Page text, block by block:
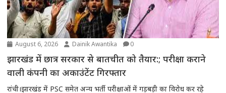
August 6, 2026 Dainik Awantika 0
झारखंड में छात्र सरकार से बातचीत को तैयार:; परीक्षा कराने
वाली कंपनी का अकाउंटेंट गिरफ्तार
रांची।झारखंड में PSC समेत अन्य भर्ती परीक्षाओं में गड़बड़ी का विरोध कर रहे